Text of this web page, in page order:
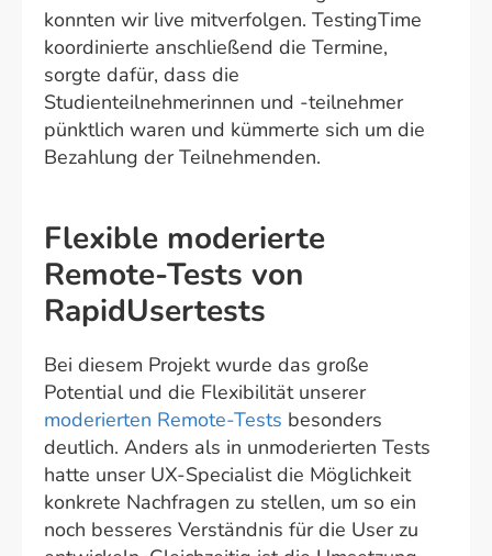
konnten wir live mitverfolgen. TestingTime
koordinierte anschließend die Termine,
sorgte dafür, dass die
Studienteilnehmerinnen und -teilnehmer
pünktlich waren und kümmerte sich um die
Bezahlung der Teilnehmenden.
Flexible moderierte
Remote-Tests von
RapidUsertests
Bei diesem Projekt wurde das große
Potential und die Flexibilität unserer
moderierten Remote-Tests besonders
deutlich. Anders als in unmoderierten Tests
hatte unser UX-Specialist die Möglichkeit
konkrete Nachfragen zu stellen, um so ein
noch besseres Verständnis für die User zu